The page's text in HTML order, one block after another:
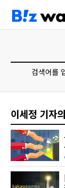
검색어를
이세정 기자